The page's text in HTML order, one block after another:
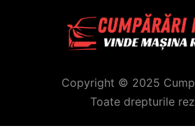
Copyright © 2025
Toate drepturile